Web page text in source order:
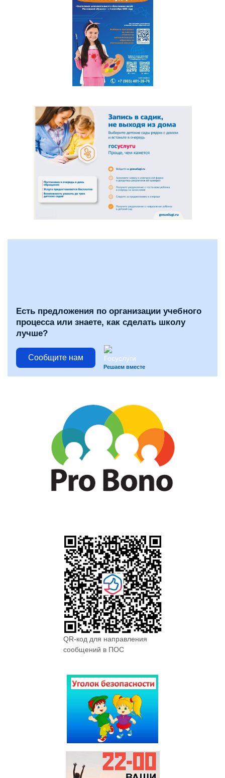
Есть предложения по организации учебного
процесса или знаете, как сделать школу
лучше?
Сообщите нам
Решаем вместе
QR-код для направления
сообщений в ПОС